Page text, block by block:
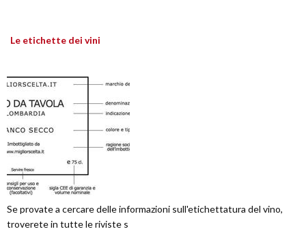
Le etichette dei vini
Se provate a cercare delle informazioni sull'etichettatura del vino,
troverete in tutte le riviste s